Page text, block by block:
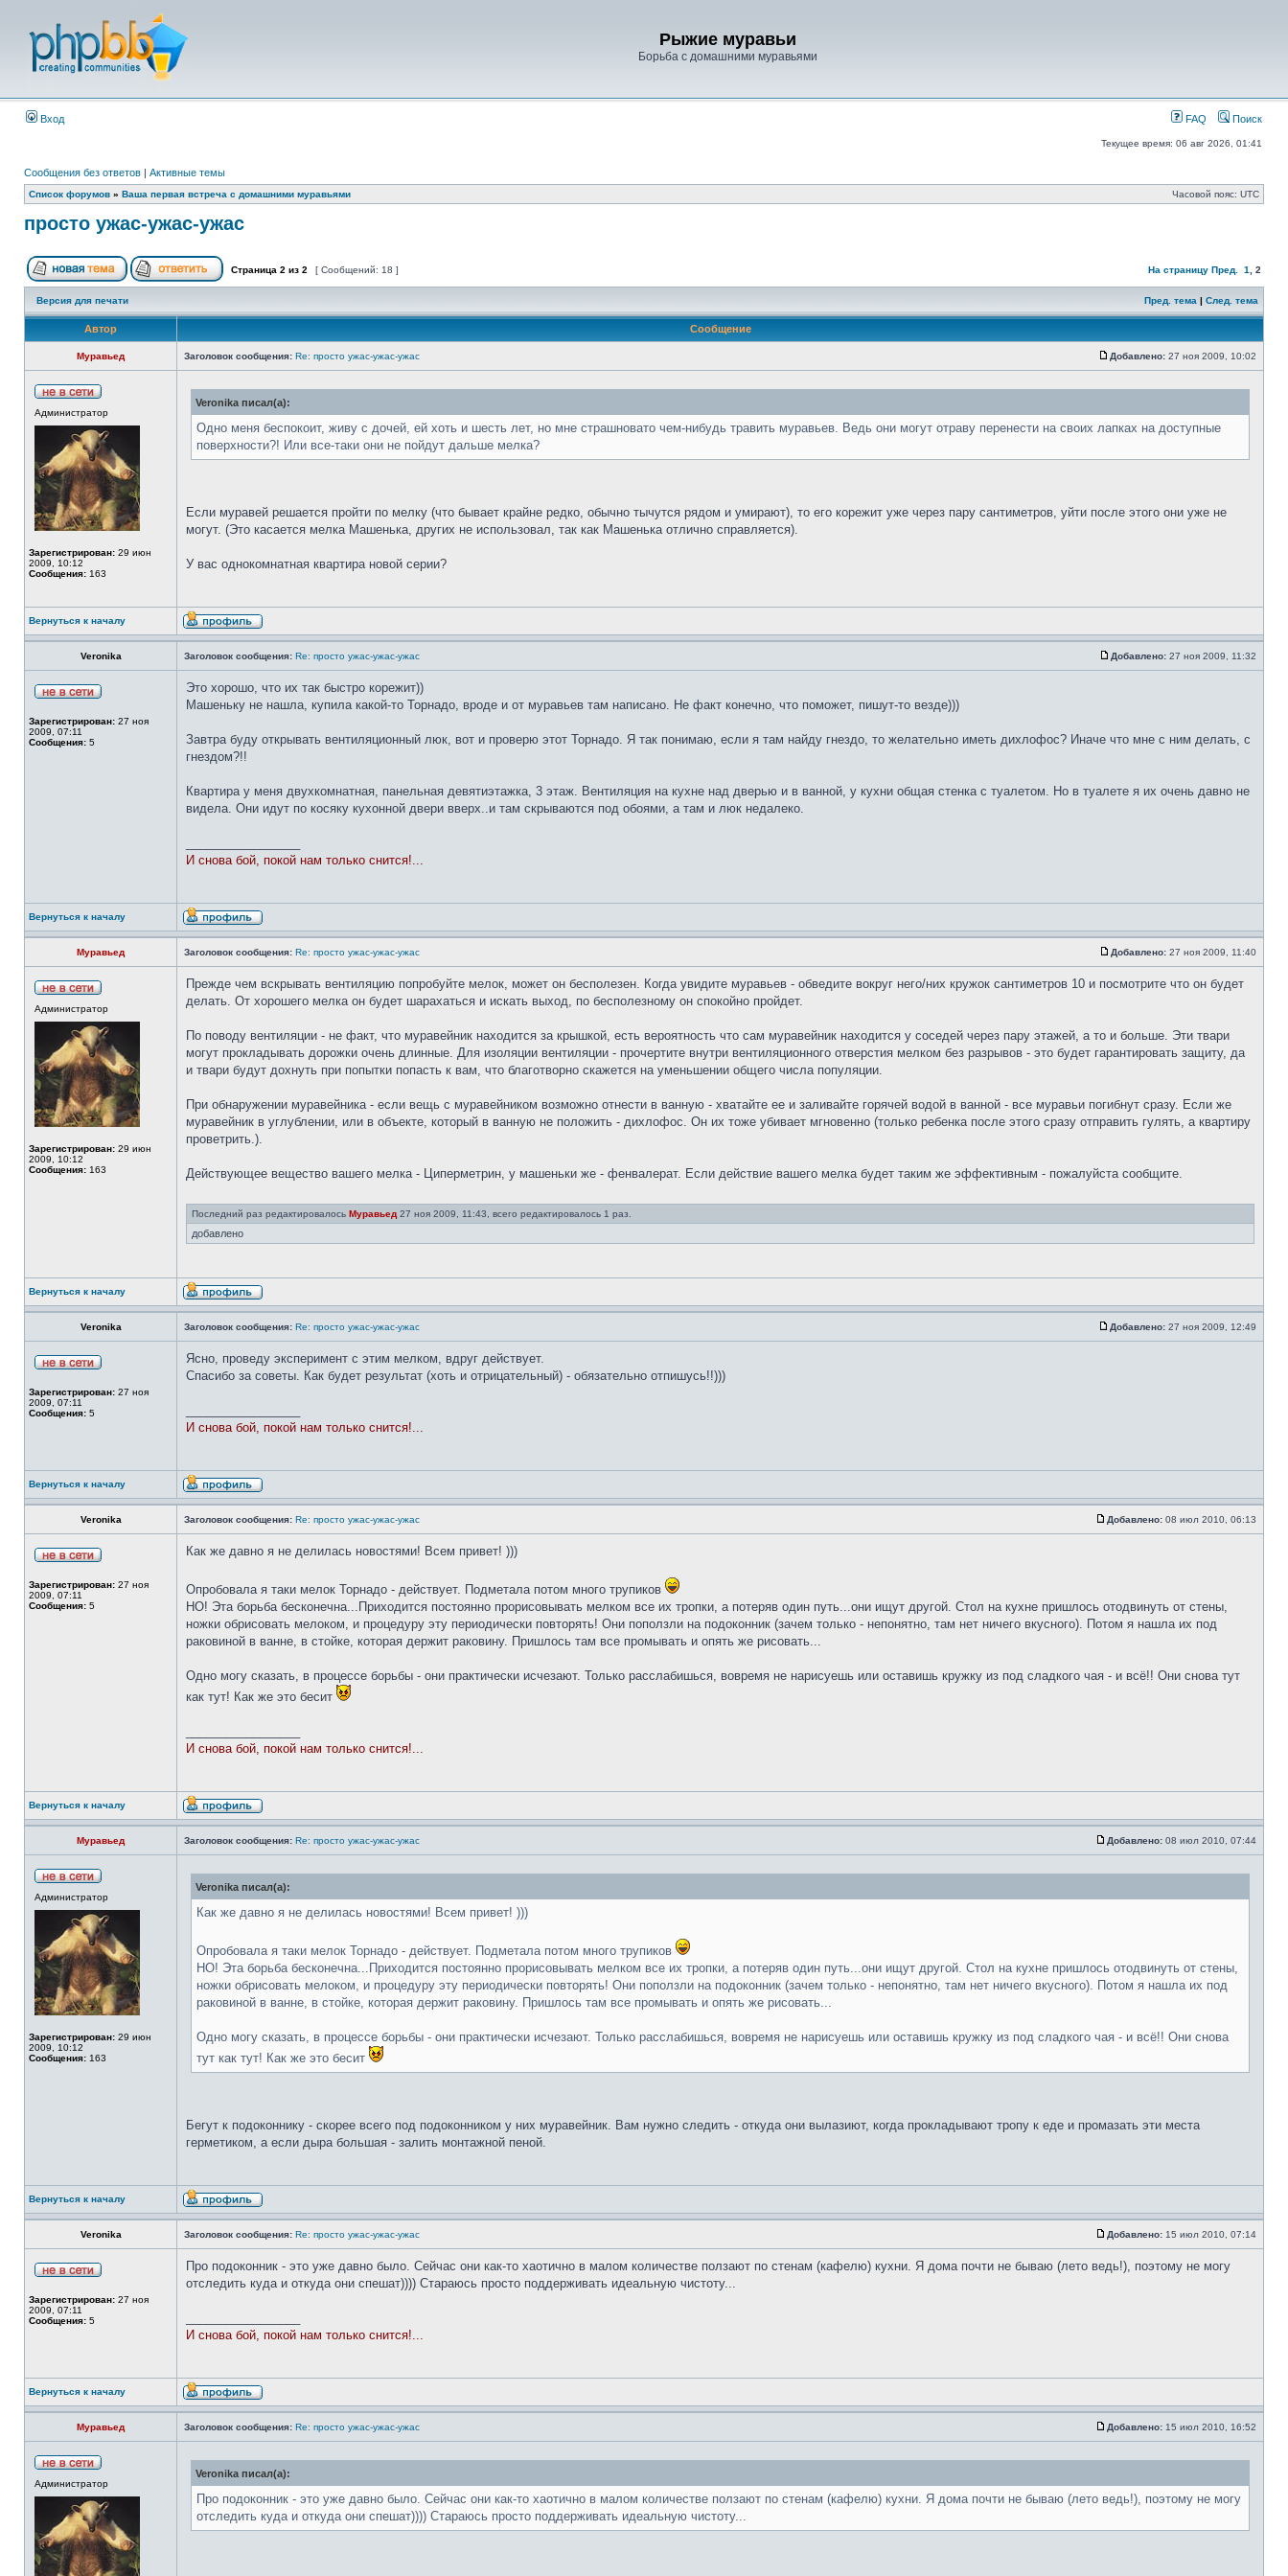
Рыжие муравьи
Борьба с домашними муравьями
Вход FAQ Поиск
Текущее время: 06 авг 2026, 01:41
Сообщения без ответов | Активные темы
Список форумов » Ваша первая встреча с домашними муравьями Часовой пояс: UTC
просто ужас-ужас-ужас
Страница 2 из 2 [ Сообщений: 18 ] На страницу Пред. 1 2
Версия для печати Пред. тема | След. тема
Автор Сообщение
Муравьед Заголовок сообщения: Re: просто ужас-ужас-ужас Добавлено: 27 ноя 2009, 10:02
Администратор
Зарегистрирован: 29 июн
2009, 10:12
Сообщения: 163
Veronika писал(а):
Одно меня беспокоит, живу с дочей, ей хоть и шесть лет, но мне страшновато чем-нибудь травить муравьев. Ведь они могут отраву перенести на своих лапках на доступные
поверхности?! Или все-таки они не пойдут дальше мелка?
Если муравей решается пройти по мелку (что бывает крайне редко, обычно тычутся рядом и умирают), то его корежит уже через пару сантиметров, уйти после этого они уже не
могут. (Это касается мелка Машенька, других не использовал, так как Машенька отлично справляется).
У вас однокомнатная квартира новой серии?
Вернуться к началу
Veronika Заголовок сообщения: Re: просто ужас-ужас-ужас Добавлено: 27 ноя 2009, 11:32
Зарегистрирован: 27 ноя
2009, 07:11
Сообщения: 5
Это хорошо, что их так быстро корежит))
Машеньку не нашла, купила какой-то Торнадо, вроде и от муравьев там написано. Не факт конечно, что поможет, пишут-то везде)))
Завтра буду открывать вентиляционный люк, вот и проверю этот Торнадо. Я так понимаю, если я там найду гнездо, то желательно иметь дихлофос? Иначе что мне с ним делать, с
гнездом?!!
Квартира у меня двухкомнатная, панельная девятиэтажка, 3 этаж. Вентиляция на кухне над дверью и в ванной, у кухни общая стенка с туалетом. Но в туалете я их очень давно не
видела. Они идут по косяку кухонной двери вверх..и там скрываются под обоями, а там и люк недалеко.
И снова бой, покой нам только снится!...
Вернуться к началу
Муравьед Заголовок сообщения: Re: просто ужас-ужас-ужас Добавлено: 27 ноя 2009, 11:40
Администратор
Зарегистрирован: 29 июн
2009, 10:12
Сообщения: 163
Прежде чем вскрывать вентиляцию попробуйте мелок, может он бесполезен. Когда увидите муравьев - обведите вокруг него/них кружок сантиметров 10 и посмотрите что он будет
делать. От хорошего мелка он будет шарахаться и искать выход, по бесполезному он спокойно пройдет.
По поводу вентиляции - не факт, что муравейник находится за крышкой, есть вероятность что сам муравейник находится у соседей через пару этажей, а то и больше. Эти твари
могут прокладывать дорожки очень длинные. Для изоляции вентиляции - прочертите внутри вентиляционного отверстия мелком без разрывов - это будет гарантировать защиту, да
и твари будут дохнуть при попытки попасть к вам, что благотворно скажется на уменьшении общего числа популяции.
При обнаружении муравейника - если вещь с муравейником возможно отнести в ванную - хватайте ее и заливайте горячей водой в ванной - все муравьи погибнут сразу. Если же
муравейник в углублении, или в объекте, который в ванную не положить - дихлофос. Он их тоже убивает мгновенно (только ребенка после этого сразу отправить гулять, а квартиру
проветрить.).
Действующее вещество вашего мелка - Циперметрин, у машеньки же - фенвалерат. Если действие вашего мелка будет таким же эффективным - пожалуйста сообщите.
Последний раз редактировалось Муравьед 27 ноя 2009, 11:43, всего редактировалось 1 раз.
добавлено
Вернуться к началу
Veronika Заголовок сообщения: Re: просто ужас-ужас-ужас Добавлено: 27 ноя 2009, 12:49
Зарегистрирован: 27 ноя
2009, 07:11
Сообщения: 5
Ясно, проведу эксперимент с этим мелком, вдруг действует.
Спасибо за советы. Как будет результат (хоть и отрицательный) - обязательно отпишусь!!)))
И снова бой, покой нам только снится!...
Вернуться к началу
Veronika Заголовок сообщения: Re: просто ужас-ужас-ужас Добавлено: 08 июл 2010, 06:13
Зарегистрирован: 27 ноя
2009, 07:11
Сообщения: 5
Как же давно я не делилась новостями! Всем привет! )))
Опробовала я таки мелок Торнадо - действует. Подметала потом много трупиков
НО! Эта борьба бесконечна...Приходится постоянно прорисовывать мелком все их тропки, а потеряв один путь...они ищут другой. Стол на кухне пришлось отодвинуть от стены,
ножки обрисовать мелоком, и процедуру эту периодически повторять! Они поползли на подоконник (зачем только - непонятно, там нет ничего вкусного). Потом я нашла их под
раковиной в ванне, в стойке, которая держит раковину. Пришлось там все промывать и опять же рисовать...
Одно могу сказать, в процессе борьбы - они практически исчезают. Только расслабишься, вовремя не нарисуешь или оставишь кружку из под сладкого чая - и всё!! Они снова тут
как тут! Как же это бесит
И снова бой, покой нам только снится!...
Вернуться к началу
Муравьед Заголовок сообщения: Re: просто ужас-ужас-ужас Добавлено: 08 июл 2010, 07:44
Администратор
Зарегистрирован: 29 июн
2009, 10:12
Сообщения: 163
Veronika писал(а):
Как же давно я не делилась новостями! Всем привет! )))
Опробовала я таки мелок Торнадо - действует. Подметала потом много трупиков
НО! Эта борьба бесконечна...Приходится постоянно прорисовывать мелком все их тропки, а потеряв один путь...они ищут другой. Стол на кухне пришлось отодвинуть от стены,
ножки обрисовать мелоком, и процедуру эту периодически повторять! Они поползли на подоконник (зачем только - непонятно, там нет ничего вкусного). Потом я нашла их под
раковиной в ванне, в стойке, которая держит раковину. Пришлось там все промывать и опять же рисовать...
Одно могу сказать, в процессе борьбы - они практически исчезают. Только расслабишься, вовремя не нарисуешь или оставишь кружку из под сладкого чая - и всё!! Они снова
тут как тут! Как же это бесит
Бегут к подоконнику - скорее всего под подоконником у них муравейник. Вам нужно следить - откуда они вылазиют, когда прокладывают тропу к еде и промазать эти места
герметиком, а если дыра большая - залить монтажной пеной.
Вернуться к началу
Veronika Заголовок сообщения: Re: просто ужас-ужас-ужас Добавлено: 15 июл 2010, 07:14
Зарегистрирован: 27 ноя
2009, 07:11
Сообщения: 5
Про подоконник - это уже давно было. Сейчас они как-то хаотично в малом количестве ползают по стенам (кафелю) кухни. Я дома почти не бываю (лето ведь!), поэтому не могу
отследить куда и откуда они спешат)))) Стараюсь просто поддерживать идеальную чистоту...
И снова бой, покой нам только снится!...
Вернуться к началу
Муравьед Заголовок сообщения: Re: просто ужас-ужас-ужас Добавлено: 15 июл 2010, 16:52
Администратор
Veronika писал(а):
Про подоконник - это уже давно было. Сейчас они как-то хаотично в малом количестве ползают по стенам (кафелю) кухни. Я дома почти не бываю (лето ведь!), поэтому не могу
отследить куда и откуда они спешат)))) Стараюсь просто поддерживать идеальную чистоту...